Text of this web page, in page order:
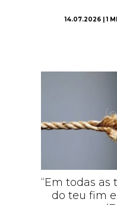
14.07.2026 | 1
“Em todas
do teu fim